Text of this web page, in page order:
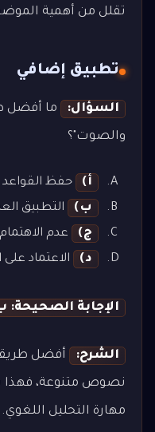
تقلل من أهمية
تطبيق إضافي
السؤال: ما أفضل
والصوت"؟
أ)
حفظ
ب)
التطبيق
ج)
عدم
د)
الاعتماد على
الإجابة الصحيحة:
الشرح: أفضل
نصوص متنوعة، فهذا
مهارة التحليل اللغوي.